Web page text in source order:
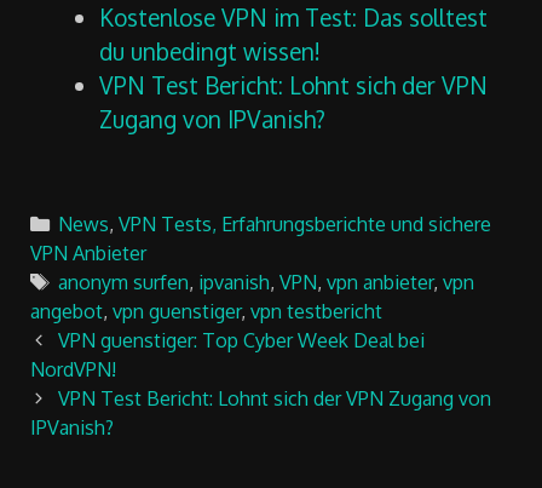
Kostenlose VPN im Test: Das solltest
du unbedingt wissen!
VPN Test Bericht: Lohnt sich der VPN
Zugang von IPVanish?
Categories
News, VPN Tests, Erfahrungsberichte und sichere
VPN Anbieter
Tags
anonym surfen, ipvanish, VPN, vpn anbieter, vpn
angebot, vpn guenstiger, vpn testbericht
Post
navigation
VPN guenstiger: Top Cyber Week Deal bei
NordVPN!
VPN Test Bericht: Lohnt sich der VPN Zugang von
IPVanish?